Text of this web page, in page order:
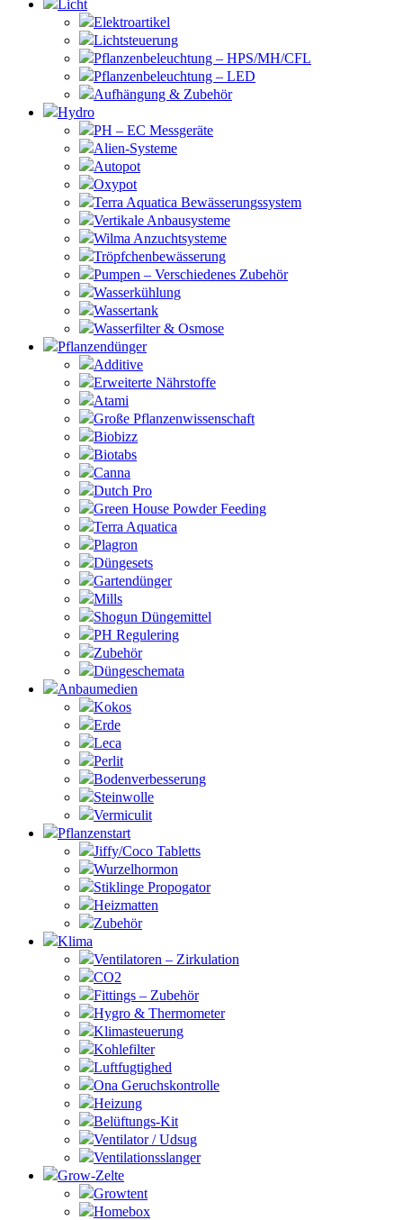
Licht
Elektroartikel
Lichtsteuerung
Pflanzenbeleuchtung – HPS/MH/CFL
Pflanzenbeleuchtung – LED
Aufhängung & Zubehör
Hydro
PH – EC Messgeräte
Alien-Systeme
Autopot
Oxypot
Terra Aquatica Bewässerungssystem
Vertikale Anbausysteme
Wilma Anzuchtsysteme
Tröpfchenbewässerung
Pumpen – Verschiedenes Zubehör
Wasserkühlung
Wassertank
Wasserfilter & Osmose
Pflanzendünger
Additive
Erweiterte Nährstoffe
Atami
Große Pflanzenwissenschaft
Biobizz
Biotabs
Canna
Dutch Pro
Green House Powder Feeding
Terra Aquatica
Plagron
Düngesets
Gartendünger
Mills
Shogun Düngemittel
PH Regulering
Zubehör
Düngeschemata
Anbaumedien
Kokos
Erde
Leca
Perlit
Bodenverbesserung
Steinwolle
Vermiculit
Pflanzenstart
Jiffy/Coco Tabletts
Wurzelhormon
Stiklinge Propogator
Heizmatten
Zubehör
Klima
Ventilatoren – Zirkulation
CO2
Fittings – Zubehör
Hygro & Thermometer
Klimasteuerung
Kohlefilter
Luftfugtighed
Ona Geruchskontrolle
Heizung
Belüftungs-Kit
Ventilator / Udsug
Ventilationsslanger
Grow-Zelte
Growtent
Homebox